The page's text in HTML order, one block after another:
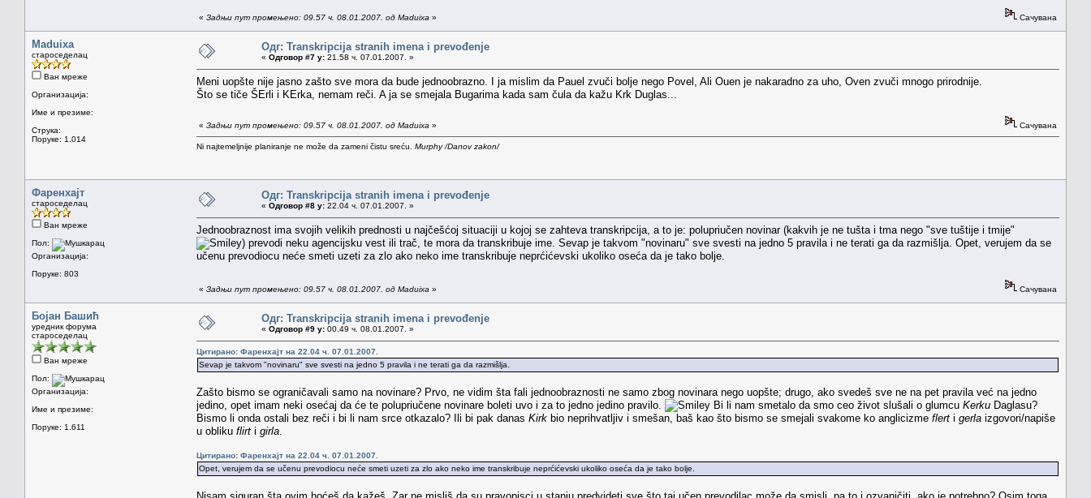
« Задњи пут промењено: 09.57 ч. 08.01.2007. од Maduixa » Сачувана
Maduixa
староседелац
Ван мреже
Организација:
Име и презиме:
Струка:
Поруке: 1.014
Одг: Transkripcija stranih imena i prevođenje
« Одговор #7 у: 21.58 ч. 07.01.2007. »
Meni uopšte nije jasno zašto sve mora da bude jednoobrazno. I ja mislim da Pauel zvuči bolje nego Povel, Ali Ouen je nakaradno za uho, Oven zvuči mnogo prirodnije.
Što se tiče ŠErli i KErka, nemam reči. A ja se smejala Bugarima kada sam čula da kažu Krk Duglas...
« Задњи пут промењено: 09.57 ч. 08.01.2007. од Maduixa » Сачувана
Ni najtemeljnije planiranje ne može da zameni čistu sreću. Murphy /Danov zakon/
Фаренхајт
староседелац
Ван мреже
Пол:
Организација:
Поруке: 803
Одг: Transkripcija stranih imena i prevođenje
« Одговор #8 у: 22.04 ч. 07.01.2007. »
Jednoobraznost ima svojih velikih prednosti u najčešćoj situaciji u kojoj se zahteva transkripcija, a to je: polupriučen novinar (kakvih je ne tušta i tma nego "sve tuštije i tmije"
) prevodi neku agencijsku vest ili trač, te mora da transkribuje ime. Sevap je takvom "novinaru" sve svesti na jedno 5 pravila i ne terati ga da razmišlja. Opet, verujem da se
učenu prevodiocu neće smeti uzeti za zlo ako neko ime transkribuje neprćićevski ukoliko oseća da je tako bolje.
« Задњи пут промењено: 09.57 ч. 08.01.2007. од Maduixa » Сачувана
Бојан Башић
уредник форума
староседелац
Ван мреже
Пол:
Организација:
Име и презиме:
Поруке: 1.611
Одг: Transkripcija stranih imena i prevođenje
« Одговор #9 у: 00.49 ч. 08.01.2007. »
Цитирано: Фаренхајт на 22.04 ч. 07.01.2007.
Sevap je takvom "novinaru" sve svesti na jedno 5 pravila i ne terati ga da razmišlja.
Zašto bismo se ograničavali samo na novinare? Prvo, ne vidim šta fali jednoobraznosti ne samo zbog novinara nego uopšte; drugo, ako svedeš sve ne na pet pravila već na jedno
jedino, opet imam neki osećaj da će te polupriučene novinare boleti uvo i za to jedno jedino pravilo.
Bi li nam smetalo da smo ceo život slušali o glumcu Kerku Daglasu?
Bismo li onda ostali bez reči i bi li nam srce otkazalo? Ili bi pak danas Kirk bio neprihvatljiv i smešan, baš kao što bismo se smejali svakome ko anglicizme flert i gerla izgovori/napiše
u obliku flirt i girla
Цитирано: Фаренхајт на 22.04 ч. 07.01.2007.
Opet, verujem da se učenu prevodiocu neće smeti uzeti za zlo ako neko ime transkribuje neprćićevski ukoliko oseća da je tako bolje.